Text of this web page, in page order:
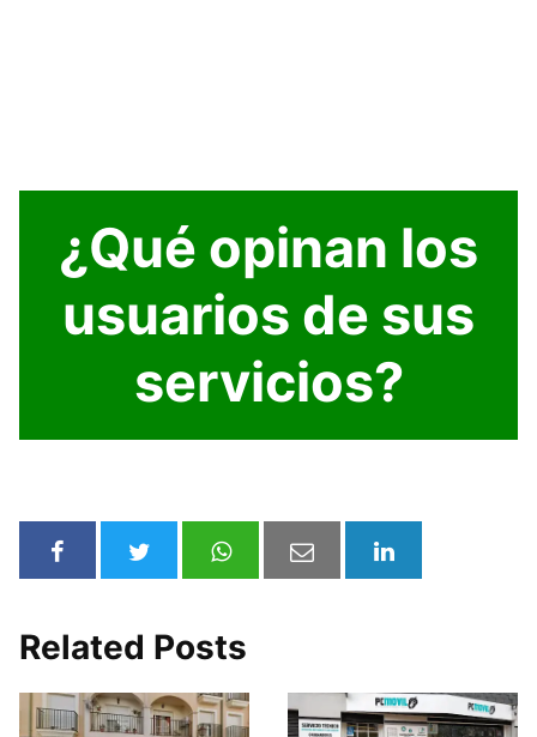
¿Qué opinan los
usuarios de sus
servicios?
Related Posts